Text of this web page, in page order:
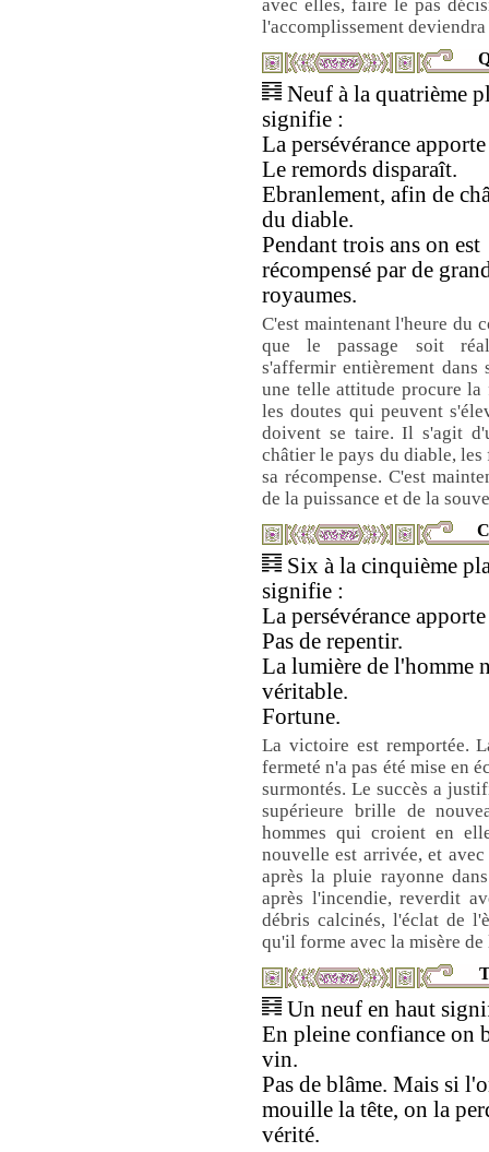
avec elles, faire le pas
l'accomplissement
Neuf à la quatrième
signifie :
La persévérance
Le remords disparaît.
Ebranlement, afin de
du diable.
Pendant trois ans on est
récompensé par de
royaumes.
C'est maintenant l'heure du
que le passage soit
s'affermir entièrement dans
une telle attitude procure la
les doutes qui peuvent
doivent se taire. Il s'agit
châtier le pays du diable, les
sa récompense. C'est
de la puissance et de la
Six à la cinquième
signifie :
La persévérance
Pas de repentir.
La lumière de l'homme
véritable.
Fortune.
La victoire est remportée.
fermeté n'a pas été mise en
surmontés. Le succès a
supérieure brille de
hommes qui croient en
nouvelle est arrivée, et
après la pluie rayonne
après l'incendie, reverdit
débris calcinés, l'éclat de
qu'il forme avec la misère de
Un neuf en haut
En pleine confiance on
vin.
Pas de blâme. Mais si
mouille la tête, on la
vérité.